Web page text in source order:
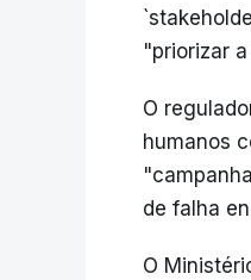
"priorizar
O
humanos
de falha
O